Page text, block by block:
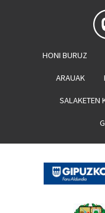
HONI BURUZ
ARAUAK
SALAKETEN